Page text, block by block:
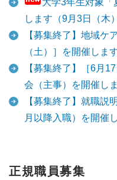
大学3年生対象「
します（9月3日（木
【募集終了】地域ケ
（土）］を開催しま
【募集終了】［6月
会（主事）を開催し
【募集終了】就職説
月以降入職）を開催
正規職員募集